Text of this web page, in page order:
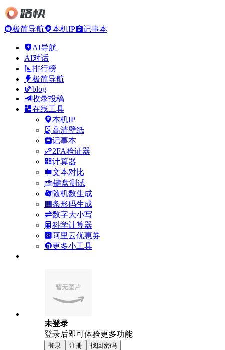
极简导航 本机IP 记事本
AI导航
AI对话
排行榜
极简导航
blog
收录投稿
在线工具
本机IP
高清壁纸
记事本
2FA验证器
计算器
文本对比
键盘测试
随机数生成
条形码生成
数字大小写
科学计算器
阿里云优惠券
更多小工具
未登录
登录后即可体验更多功能
登录 注册 找回密码